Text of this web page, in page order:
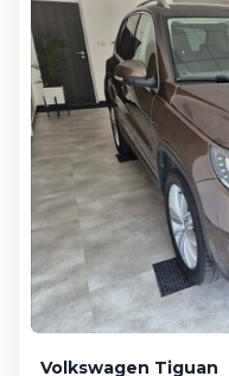
Volkswagen Tiguan